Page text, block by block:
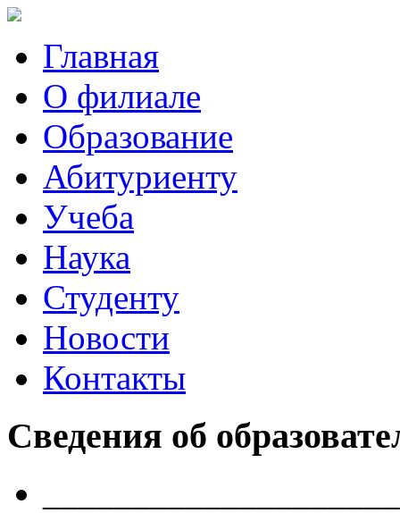
Главная
О филиале
Образование
Абитуриенту
Учеба
Наука
Студенту
Новости
Контакты
Сведения об